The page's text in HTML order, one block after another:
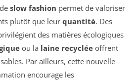
slow fashion permet de valoriser
plutôt que leurquantité. Des
des matières écologiques
ou la laine recyclée offrent
Par ailleurs, cette nouvelle
encourage les